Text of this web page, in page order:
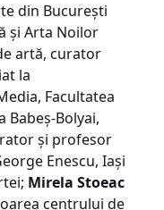
din București
și Arta Noilor
artă, curator
la
Facultatea
Babeș-Bolyai,
și profesor
Enescu, Iași
Mirela Stoeac
centrului de